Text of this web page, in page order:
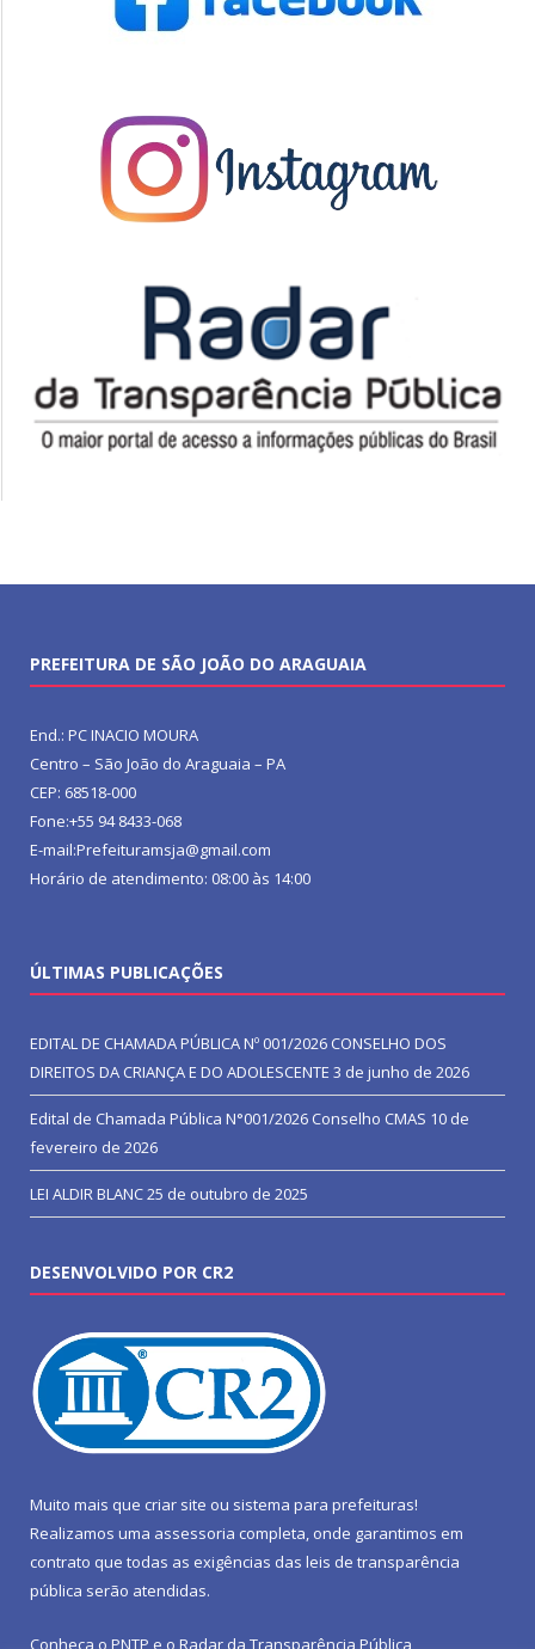
PREFEITURA DE SÃO JOÃO DO ARAGUAIA
End.: PC INACIO MOURA
Centro – São João do Araguaia – PA
CEP: 68518-000
Fone:+55 94 8433-068
E-mail:Prefeituramsja@gmail.com
Horário de atendimento: 08:00 às 14:00
ÚLTIMAS PUBLICAÇÕES
EDITAL DE CHAMADA PÚBLICA Nº 001/2026 CONSELHO DOS
DIREITOS DA CRIANÇA E DO ADOLESCENTE 3 de junho de 2026
Edital de Chamada Pública N°001/2026 Conselho CMAS 10 de
fevereiro de 2026
LEI ALDIR BLANC25 de outubro de 2025
DESENVOLVIDO POR CR2
Muito mais que criar site ou sistema para prefeituras!
Realizamos uma assessoria completa, onde garantimos em
contrato que todas as exigências das leis de transparência
pública serão atendidas.
Conheça o PNTP e o Radar da Transparência Pública